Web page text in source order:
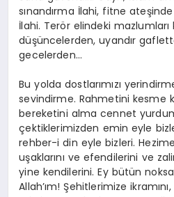
sınandırma İlahi, fitne
İlahi. Terör elindeki mazlumları
düşüncelerden, uyandır
gecelerden…
Bu yolda dostlarımızı
sevindirme. Rahmetini kesme
bereketini alma cennet
çektiklerimizden emin eyle
rehber-i din eyle bizleri.
uşaklarını ve efendilerini ve
yine kendilerini. Ey bütün
Allah’ım! Şehitlerimize